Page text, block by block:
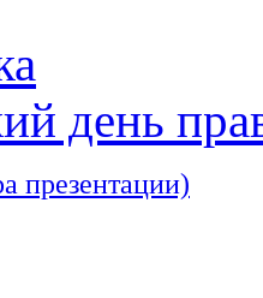
день
презентации)